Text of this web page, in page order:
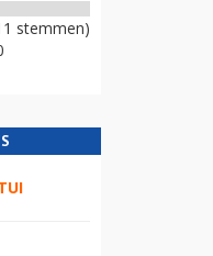
stemmen)